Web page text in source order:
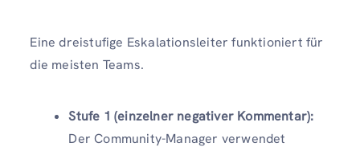
Eine dreistufige Eskalationsleiter funktioniert für
die meisten Teams.
Stufe 1 (einzelner negativer Kommentar):
Der Community-Manager verwendet